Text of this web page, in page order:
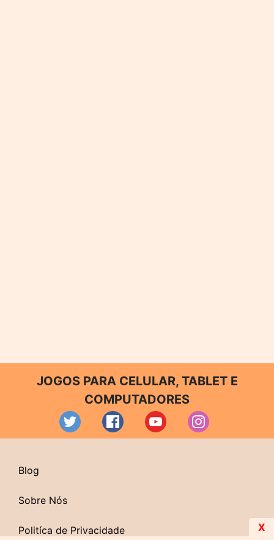
JOGOS PARA CELULAR, TABLET E
COMPUTADORES
Blog
Sobre Nós
Politíca de Privacidade X